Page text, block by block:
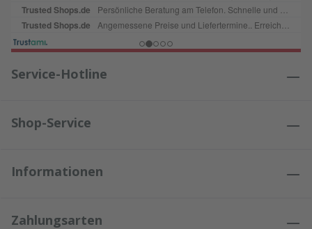
Service-Hotline
Shop-Service
Informationen
Zahlungsarten